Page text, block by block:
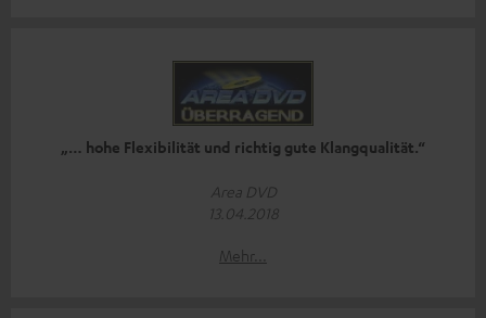
„… hohe Flexibilität und richtig gute Klangqualität.“
Area DVD
13.04.2018
Mehr...